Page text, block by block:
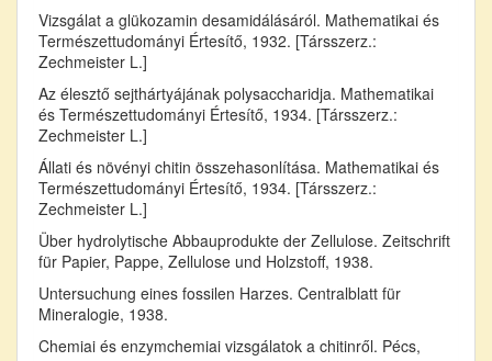
Vizsgálat a glükozamin desamidálásáról. Mathematikai és
Természettudományi Értesítő, 1932. [Társszerz.:
Zechmeister L.]
Az élesztő sejthártyájának polysaccharidja. Mathematikai
és Természettudományi Értesítő, 1934. [Társszerz.:
Zechmeister L.]
Állati és növényi chitin összehasonlítása. Mathematikai és
Természettudományi Értesítő, 1934. [Társszerz.:
Zechmeister L.]
Über hydrolytische Abbauprodukte der Zellulose. Zeitschrift
für Papier, Pappe, Zellulose und Holzstoff, 1938.
Untersuchung eines fossilen Harzes. Centralblatt für
Mineralogie, 1938.
Chemiai és enzymchemiai vizsgálatok a chitinről. Pécs,